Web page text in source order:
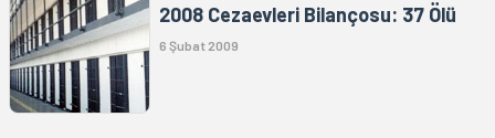
2008 Cezaevleri Bilançosu: 37 Ölü
6 Şubat 2009